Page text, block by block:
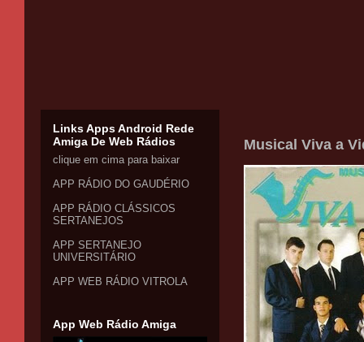
Musical Viva a
Links Apps Android Rede
Amiga De Web Rádios
clique em cima para baixar
APP RÁDIO DO GAUDÉRIO
APP RÁDIO CLÁSSICOS
SERTANEJOS
APP SERTANEJO
UNIVERSITÁRIO
APP WEB RÁDIO VITROLA
App Web Rádio Amiga